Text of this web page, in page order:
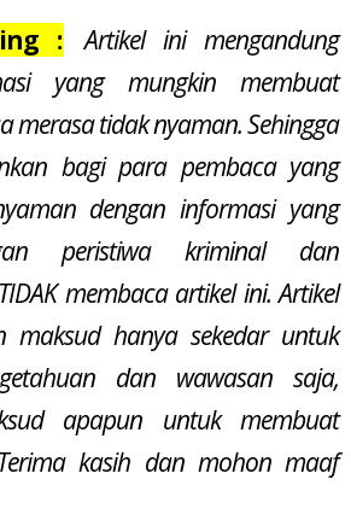
:
Artikel ini mengandung
yang mungkin membuat
merasa tidak nyaman. Sehingga
bagi para pembaca yang
dengan informasi yang
peristiwa kriminal dan
membaca artikel ini. Artikel
maksud hanya sekedar untuk
dan wawasan saja,
apapun untuk membuat
kasih dan mohon maaf